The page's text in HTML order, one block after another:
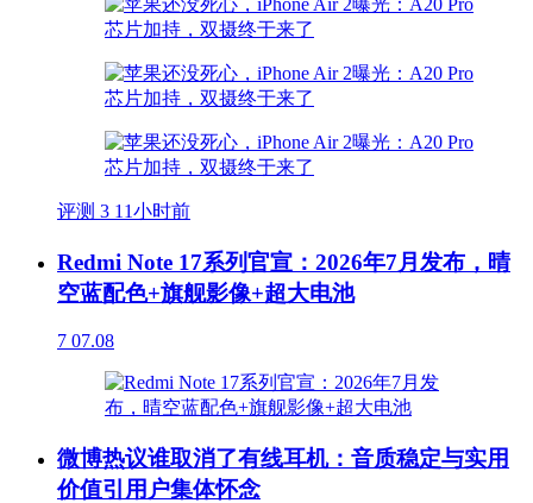
评测 3 11小时前
Redmi Note 17系列官宣：2026年7月发布，晴
空蓝配色+旗舰影像+超大电池
7 07.08
微博热议谁取消了有线耳机：音质稳定与实用
价值引用户集体怀念